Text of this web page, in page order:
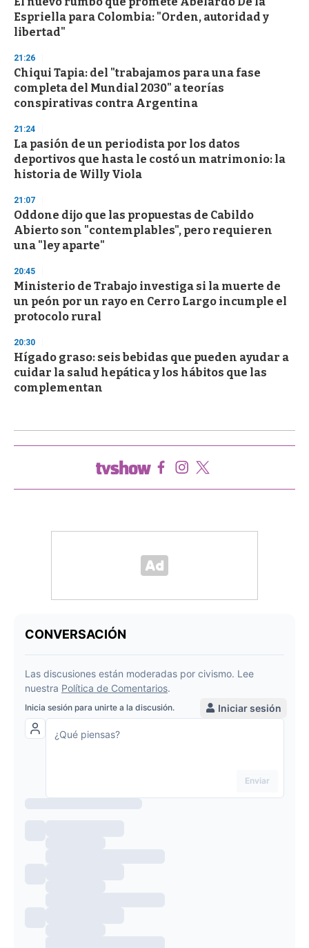
Espriella para Colombia: "Orden, autoridad y
libertad"
21:26
Chiqui Tapia: del "trabajamos para una fase
completa del Mundial 2030" a teorías
conspirativas contra Argentina
21:24
La pasión de un periodista por los datos
deportivos que hasta le costó un matrimonio: la
historia de Willy Viola
21:07
Oddone dijo que las propuestas de Cabildo
Abierto son "contemplables", pero requieren
una "ley aparte"
20:45
Ministerio de Trabajo investiga si la muerte de
un peón por un rayo en Cerro Largo incumple el
protocolo rural
20:30
Hígado graso: seis bebidas que pueden ayudar a
cuidar la salud hepática y los hábitos que las
complementan